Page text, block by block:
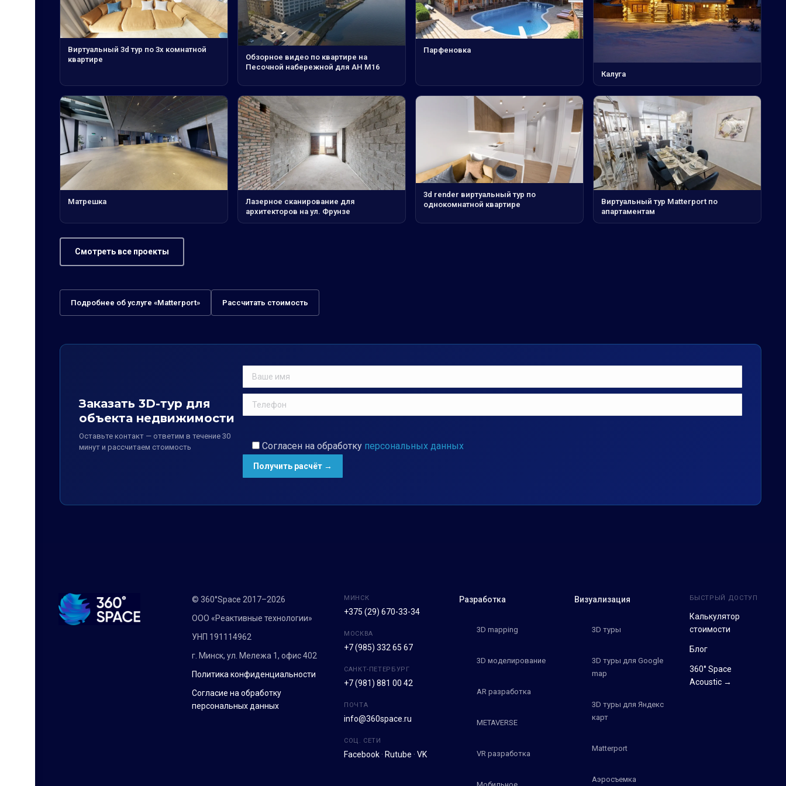
Виртуальный 3d тур по 3х комнатной
квартире
Обзорное видео по квартире на
Песочной набережной для АН М16
Парфеновка
Калуга
Матрешка
Лазерное сканирование для
архитекторов на ул. Фрунзе
3d render виртуальный тур по
однокомнатной квартире
Виртуальный тур Matterport по
апартаментам
Смотреть все проекты
Подробнее об услуге «Matterport» Рассчитать стоимость
Заказать 3D-тур для
объекта недвижимости
Оставьте контакт — ответим в течение 30
минут и рассчитаем стоимость
Согласен на обработку персональных данных
© 360°Space 2017–2026
ООО «Реактивные технологии»
УНП 191114962
г. Минск, ул. Мележа 1, офис 402
Политика конфиденциальности
Согласие на обработку
персональных данных
МИНСК
+375 (29) 670-33-34
МОСКВА
+7 (985) 332 65 67
САНКТ-ПЕТЕРБУРГ
+7 (981) 881 00 42
ПОЧТА
info@360space.ru
СОЦ. СЕТИ
Facebook· Rutube · VK
Разработка
3D mapping
3D моделирование
AR разработка
METAVERSE
VR разработка
Визуализация
3D туры
3D туры для Google
map
3D туры для Яндекс
карт
Matterport
Аэросъемка
БЫСТРЫЙ ДОСТУП
Калькулятор
стоимости
Блог
360° Space
Acoustic →